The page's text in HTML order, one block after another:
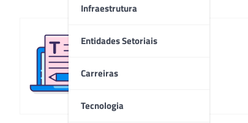
Infraestrutura
Entidades Setoriais
Carreiras
Tecnologia